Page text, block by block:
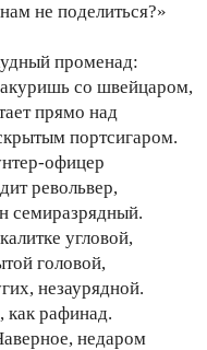
не поделиться?»
променад:
со швейцаром,
прямо над
портсигаром.
офицер
револьвер,
семиразрядный.
угловой,
головой,
незаурядной.
как рафинад.
недаром